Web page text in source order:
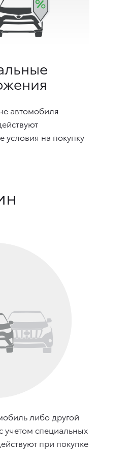
автомобиля
условия на покупку
либо другой
учетом специальных
при покупке